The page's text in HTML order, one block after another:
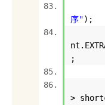
序");
;
>